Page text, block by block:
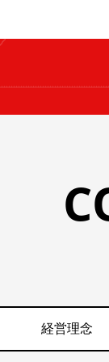
経営理念